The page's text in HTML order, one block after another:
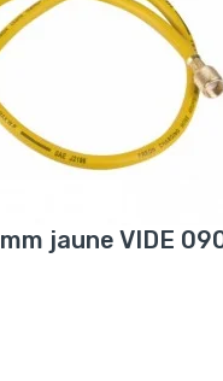
jaune VIDE